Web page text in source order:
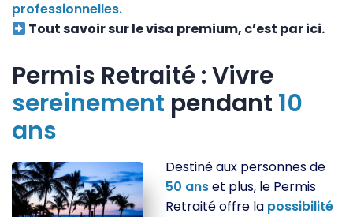
professionnelles.
Tout savoir sur le visa premium, c’est par ici.
Permis Retraité : Vivre
sereinement pendant 10
ans
Destiné aux personnes de
50 anset plus, le Permis
Retraité offre la possibilité